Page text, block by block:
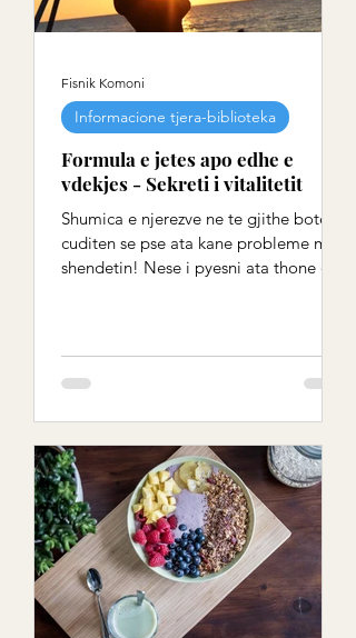
Formula e jetes apo edhe e
vdekjes - Sekreti i vitalitetit
Shumica e njerezve ne te gjithe boten
cuditen se pse ata kane probleme me
shendetin! Nese i pyesni ata thone qe
Informacione tjera-biblioteka
Fisnik Komoni